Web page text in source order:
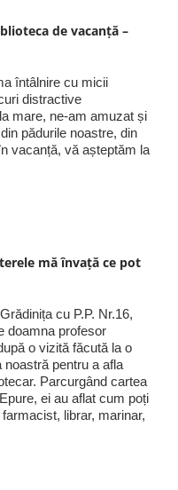
de vacanță –
întâlnire cu micii
distractive
mare, ne-am amuzat și
pădurile noastre, din
vacanță, vă așteptăm la
mă învață ce pot
cu P.P. Nr.16,
doamna profesor
o vizită făcută la o
noastră pentru a afla
Parcurgând cartea
ei au aflat cum poți
librar, marinar,